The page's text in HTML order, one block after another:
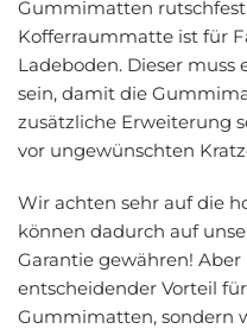
Gummimatten
Kofferraummatte ist für
Ladeboden. Dieser
sein, damit die
zusätzliche Erweiterung
vor ungewünschten
Wir achten sehr auf die
können dadurch auf
Garantie gewähren!
entscheidender Vorteil
Gummimatten, sondern